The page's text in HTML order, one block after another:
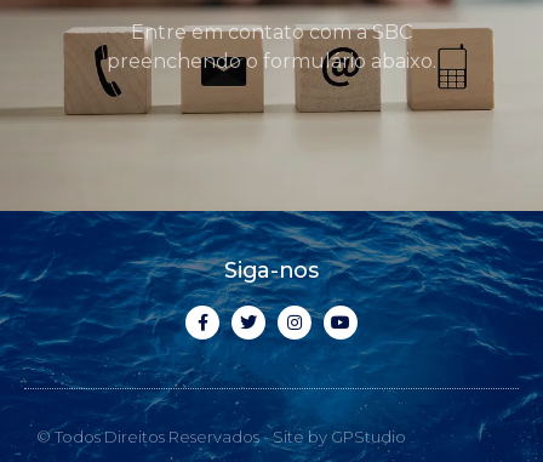
Entre em contato com a SBC
preenchendo o formulário abaixo.
Siga-nos
© Todos Direitos Reservados - Site by GPStudio